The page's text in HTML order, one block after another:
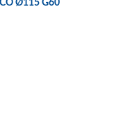
Ø115 G60